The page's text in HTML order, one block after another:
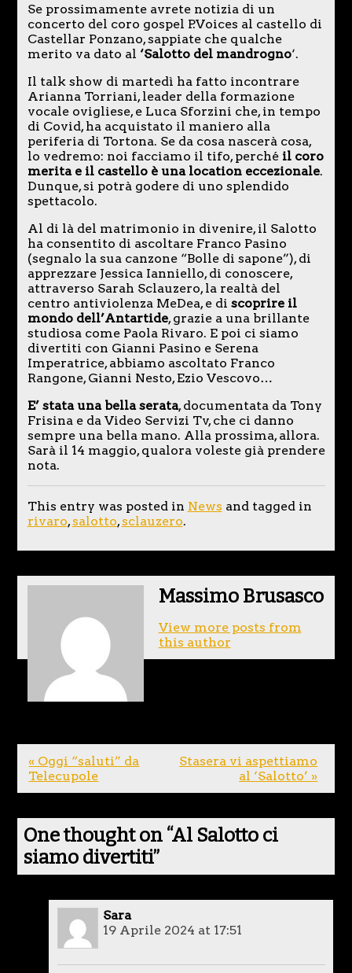
Se prossimamente avrete notizia di un
concerto del coro gospel P.Voices al castello di
Castellar Ponzano, sappiate che qualche
merito va dato al ‘Salotto del mandrogno‘.
Il talk show di martedì ha fatto incontrare
Arianna Torriani, leader della formazione
vocale ovigliese, e Luca Sforzini che, in tempo
di Covid, ha acquistato il maniero alla
periferia di Tortona. Se da cosa nascerà cosa,
lo vedremo: noi facciamo il tifo, perché il coro
merita e il castello è una location eccezionale.
Dunque, si potrà godere di uno splendido
spettacolo.
Al di là del matrimonio in divenire, il Salotto
ha consentito di ascoltare Franco Pasino
(segnalo la sua canzone “Bolle di sapone”), di
apprezzare Jessica Ianniello, di conoscere,
attraverso Sarah Sclauzero, la realtà del
centro antiviolenza MeDea, e di scoprire il
mondo dell’Antartide, grazie a una brillante
studiosa come Paola Rivaro. E poi ci siamo
divertiti con Gianni Pasino e Serena
Imperatrice, abbiamo ascoltato Franco
Rangone, Gianni Nesto, Ezio Vescovo…
E’ stata una bella serata, documentata da Tony
Frisina e da Video Servizi Tv, che ci danno
sempre una bella mano. Alla prossima, allora.
Sarà il 14 maggio, qualora voleste già prendere
nota.
This entry was posted in News and tagged in
rivaro,salotto,sclauzero.
Massimo Brusasco
View more posts from
this author
« Oggi “saluti” da
Telecupole
Stasera vi aspettiamo
al ‘Salotto’ »
One thought on “Al Salotto ci
siamo divertiti”
Sara
19 Aprile 2024 at 17:51